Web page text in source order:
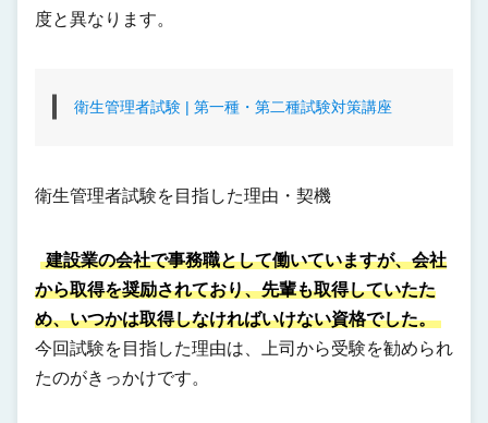
度と異なります。
衛生管理者試験 | 第一種・第二種試験対策講座
衛生管理者試験を目指した理由・契機
建設業の会社で事務職として働いていますが、会社
から取得を奨励されており、先輩も取得していたた
め、いつかは取得しなければいけない資格でした。
今回試験を目指した理由は、上司から受験を勧められ
たのがきっかけです。